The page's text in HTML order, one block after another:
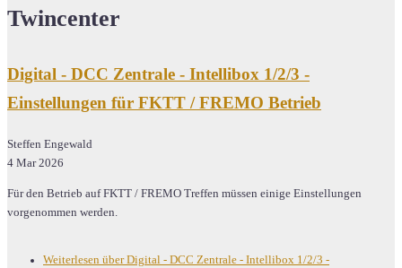
Twincenter
Digital - DCC Zentrale - Intellibox 1/2/3 -
Einstellungen für FKTT / FREMO Betrieb
Steffen Engewald
4 Mar 2026
Für den Betrieb auf FKTT / FREMO Treffen müssen einige Einstellungen
vorgenommen werden.
Weiterlesen über Digital - DCC Zentrale - Intellibox 1/2/3 -